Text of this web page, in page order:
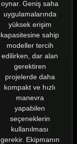
oynar. Geniş saha
uygulamalarında
yüksek erişim
kapasitesine sahip
modeller tercih
edilirken, dar alan
gerektiren
projelerde daha
kompakt ve hızlı
manevra
yapabilen
seçeneklerin
kullanılması
gerekir. Ekipmanın